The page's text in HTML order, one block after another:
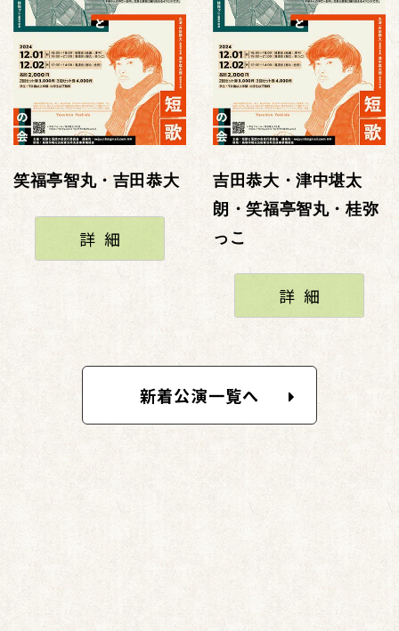
笑福亭智丸・吉田恭大
詳細
吉田恭大・津中堪太
朗・笑福亭智丸・桂弥
っこ
詳細
新着公演一覧へ